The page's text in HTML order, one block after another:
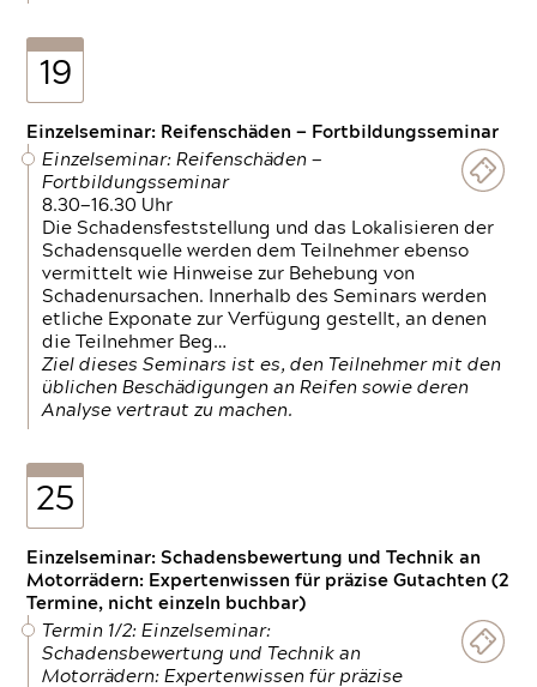
19
Einzelseminar: Reifenschäden — Fortbildungsseminar
Einzelseminar: Reifenschäden —
Fortbildungsseminar
8.30—16.30 Uhr
Die Schadensfeststellung und das Lokalisieren der
Schadensquelle werden dem Teilnehmer ebenso
vermittelt wie Hinweise zur Behebung von
Schadenursachen. Innerhalb des Seminars werden
etliche Exponate zur Verfügung gestellt, an denen
die Teilnehmer Beg…
Ziel dieses Seminars ist es, den Teilnehmer mit den
üblichen Beschädigungen an Reifen sowie deren
Analyse vertraut zu machen.
25
Einzelseminar: Schadensbewertung und Technik an
Motorrädern: Expertenwissen für präzise Gutachten (2
Termine, nicht einzeln buchbar)
Termin 1/2: Einzelseminar:
Schadensbewertung und Technik an
Motorrädern: Expertenwissen für präzise